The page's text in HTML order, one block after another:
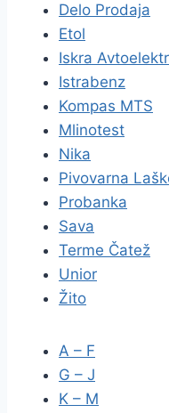
Delo Prodaja
Etol
Iskra
Istrabenz
Kompas MTS
Mlinotest
Nika
Pivovarna
Probanka
Sava
Terme Čatež
Unior
Žito
A – F
G – J
K – M